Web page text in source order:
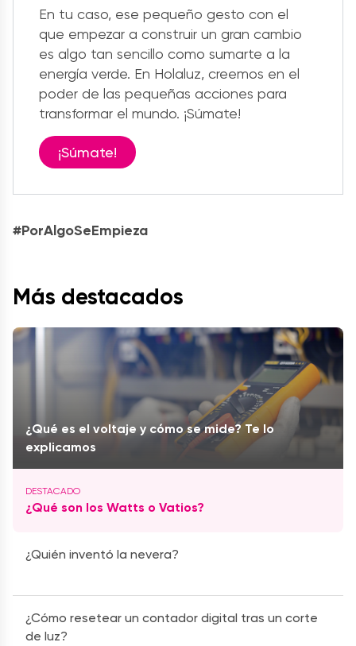
En tu caso, ese pequeño gesto con el
que empezar a construir un gran cambio
es algo tan sencillo como sumarte a la
energía verde. En Holaluz, creemos en el
poder de las pequeñas acciones para
transformar el mundo. ¡Súmate!
¡Súmate!
#PorAlgoSeEmpieza
Más destacados
¿Qué es el voltaje y cómo se mide? Te lo
explicamos
¿Qué son los Watts o Vatios?
¿Quién inventó la nevera?
¿Cómo resetear un contador digital tras un corte
de luz?